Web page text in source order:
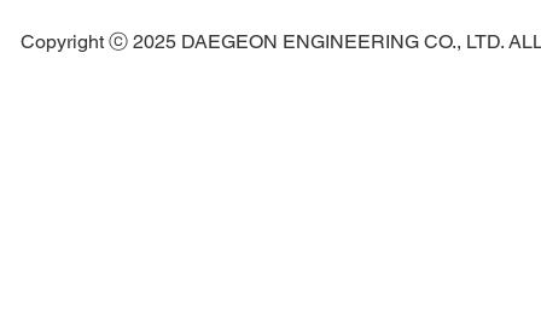
Copyright ⓒ 2025 DAEGEON ENGINEERING CO., LTD.